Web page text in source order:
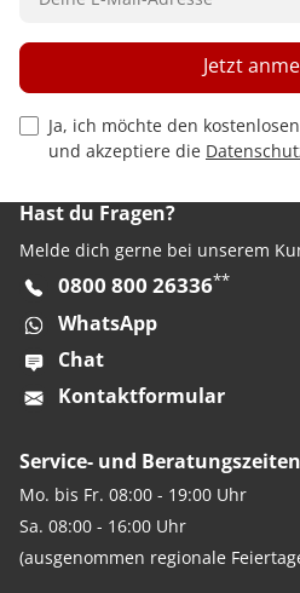
Privacy Policy Checkbox
Ja, ich möchte den
und akzeptiere die
Jetzt
Hast du Fragen?
Melde dich gerne bei unserem
0800 800 26336**
WhatsApp
Chat
Kontaktformular
Service- und
Mo. bis Fr. 08:00 - 19:00 Uhr
Sa. 08:00 - 16:00 Uhr
(ausgenommen regionale